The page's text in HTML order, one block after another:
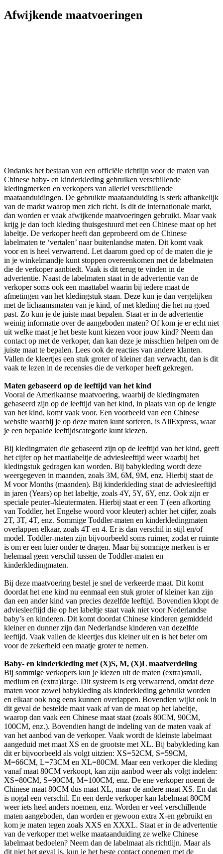
Afwijkende maatvoeringen
Ondanks het bestaan van een officiële richtlijn voor de maten van
Chinese baby- en kinderkleding gebruiken verschillende
kledingmerken en verkopers van allerlei verschillende
maataanduidingen. De gebruikte maataanduiding is sterk afhankelijk
van de markt waarop men zich richt. Is dit de internationale markt,
dan worden er vaak afwijkende maatvoeringen gebruikt. Maar vaak
krijg je dan toch kleding thuisgestuurd met een Chinese maat op het
labeltje. De verkoper heeft dan geprobeerd om de Chinese
labelmaten te ‘vertalen’ naar buitenlandse maten. Dit komt vaak
voor en is heel verwarrend. Let daarom goed op of de maten die je
in je winkelmandje kunt stoppen overeenkomen met de labelmaten
die de verkoper aanbiedt. Vaak is dit terug te vinden in de
advertentie. Naast de labelmaten staat in de advertentie van de
verkoper soms ook een maattabel waarin bij iedere maat de
afmetingen van het kledingstuk staan. Deze kun je dan vergelijken
met de lichaamsmaten van je kind, of met kleding die het nu goed
past. Zo kun je de juiste maat bepalen. Staat er in de advertentie
weinig informatie over de aangeboden maten? Of kom je er echt niet
uit welke maat je het beste kunt kiezen voor jouw kind? Neem dan
contact op met de verkoper, dan kan deze je misschien helpen om de
juiste maat te bepalen. Lees ook de reacties van andere klanten.
Vallen de kleertjes een stuk groter of kleiner dan verwacht, dan is dit
vaak te lezen in de recensies die de verkoper heeft gekregen.
Maten gebaseerd op de leeftijd van het kind
Vooral de Amerikaanse maatvoering, waarbij de kledingmaten
gebaseerd zijn op de leeftijd van het kind, in plaats van op de lengte
van het kind, komt vaak voor. Een voorbeeld van een Chinese
website waarbij je op deze maten kunt sorteren, is AliExpress, waar
je een bepaalde leeftijdscategorie kunt kiezen.
Bij kledingmaten die gebaseerd zijn op de leeftijd van het kind, geeft
het cijfer op het maatlabeltje de adviesleeftijd weer waarbij het
kledingstuk gedragen kan worden. Bij babykleding wordt deze
weergegeven in maanden, zoals 3M, 6M, 9M, enz. Hierbij staat de
M voor Months (maanden). Bij kinderkleding staat de adviesleeftijd
in jaren (Years) op het labeltje, zoals 4Y, 5Y, 6Y, enz. Ook zijn er
speciale peuter-/kleutermaten. Hierbij staat er een T (een afkorting
van Toddler, het Engelse woord voor kleuter) achter het cijfer, zoals
2T, 3T, 4T, enz. Sommige Toddler-maten en kinderkledingmaten
overlappen elkaar, zoals 4T en 4. Er is dan verschil in stijl en/of
model. Toddler-maten zijn bijvoorbeeld soms ruimer, zodat er ruimte
is om er een luier onder te dragen. Maar bij sommige merken is er
helemaal geen verschil tussen de Toddler-maten en
kinderkledingmaten.
Bij deze maatvoering bestel je snel de verkeerde maat. Dit komt
doordat het ene kind nu eenmaal een stuk groter of kleiner kan zijn
dan een ander kind van precies dezelfde leeftijd. Bovendien klopt de
adviesleeftijd die op het labeltje staat vaak niet voor Nederlandse
baby’s en kinderen. Dit komt doordat Chinese kinderen gemiddeld
kleiner en dunner zijn dan Nederlandse kinderen van dezelfde
leeftijd. Vaak vallen de kleertjes dus kleiner uit en is het beter om
voor de zekerheid een maatje groter te nemen.
Baby- en kinderkleding met (X)S, M, (X)L maatverdeling
Bij sommige verkopers kun je kiezen uit de maten (extra)small,
medium en (extra)large. Dit systeem is erg verwarrend, omdat deze
maten voor zowel babykleding als kinderkleding gebruikt worden
en elkaar ook nog eens kunnen overlappen. Bovendien wijkt ook in
dit geval de bestelde maat vaak af van de maat op het labeltje,
waarop dan vaak een Chinese maat staat (zoals 80CM, 90CM,
100CM, enz.). Bovendien hangt de indeling van de maten vaak af
van het aanbod van de verkoper. Vaak wordt de kleinste labelmaat
aangeduid met maat XS en de grootste met XL. Bij babykleding kan
dit er bijvoorbeeld als volgt uitzien: XS=52CM, S=59CM,
M=66CM, L=73CM en XL=80CM. Maar een verkoper die kleding
vanaf maat 80CM verkoopt, kan zijn aanbod weer als volgt indelen:
XS=80CM, S=90CM, M=100CM, enz. De ene verkoper noemt de
Chinese maat 80CM dus maat XL, maar de andere maat XS. En dat
is nogal een verschil. En een derde verkoper kan labelmaat 80CM
weer iets heel anders noemen, enz. Worden er veel verschillende
maten aangeboden, dan worden er gewoon extra X-en gebruikt en
kom je maten tegen zoals XXS en XXXL. Staat er in de advertentie
van de verkoper met welke maataanduiding ze welke Chinese
labelmaat bedoelen? Neem dan de labelmaat als richtlijn. Maar als
dit niet het geval is, kun je het beste contact opnemen met de